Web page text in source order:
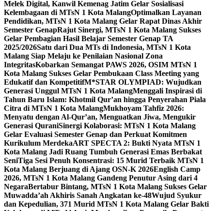
Melek Digital, Kanwil Kemenag Jatim Gelar Sosialisasi
Kelembagaan di MTsN 1 Kota MalangOptimalkan Layanan
Pendidikan, MTsN 1 Kota Malang Gelar Rapat Dinas Akhir
Semester GenapRajut Sinergi, MTsN 1 Kota Malang Sukses
Gelar Pembagian Hasil Belajar Semester Genap TA
2025/2026Satu dari Dua MTs di Indonesia, MTsN 1 Kota
Malang Siap Melaju ke Penilaian Nasional Zona
IntegritasKobarkan Semangat PAWS 2026, OSIM MTsN 1
Kota Malang Sukses Gelar Pembukaan Class Meeting yang
Edukatif dan KompetitifM*STAR OLYMPIAD: Wujudkan
Generasi Unggul MTsN 1 Kota MalangMenggali Inspirasi di
Tahun Baru Islam: Khotmil Qur’an hingga Penyerahan Piala
Citra di MTsN 1 Kota MalangMukhoyam Tahfiz 2026:
Menyatu dengan Al-Qur’an, Menguatkan Jiwa, Mengukir
Generasi QuraniSinergi Kolaborasi: MTsN 1 Kota Malang
Gelar Evaluasi Semester Genap dan Perkuat Komitmen
Kurikulum MerdekaART SPECTA 2: Bukti Nyata MTsN 1
Kota Malang Jadi Ruang Tumbuh Generasi Emas Berbakat
SeniTiga Sesi Penuh Konsentrasi: 15 Murid Terbaik MTsN 1
Kota Malang Berjuang di Ajang OSN-K 2026English Camp
2026, MTsN 1 Kota Malang Gandeng Penutur Asing dari 4
NegaraBertabur Bintang, MTsN 1 Kota Malang Sukses Gelar
Muwadda’ah Akhiris Sanah Angkatan ke-48Wujud Syukur
dan Kepedulian, 371 Murid MTsN 1 Kota Malang Gelar Bakti